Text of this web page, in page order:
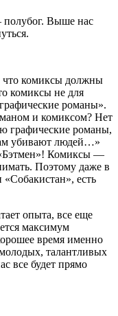
Выше нас
что комиксы должны
комиксы не для
романы».
и комиксом? Нет
графические романы,
убивают людей…»
Комиксы —
Поэтому даже в
есть
опыта, все еще
максимум
время именно
талантливых
все будет прямо